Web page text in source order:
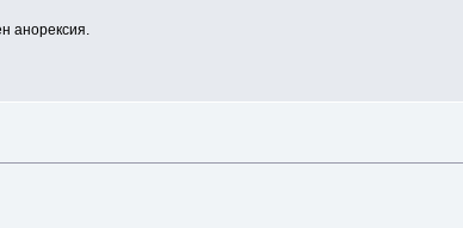
анорексия.